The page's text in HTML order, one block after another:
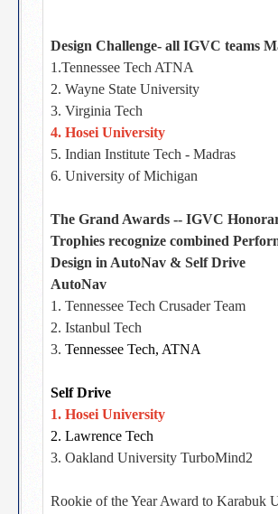
Design Challenge- all IGVC teams
1.Tennessee Tech ATNA
2. Wayne State University
3. Virginia Tech
4. Hosei University
5. Indian Institute Tech - Madras
6. University of Michigan
The Grand Awards -- IGVC
Trophies recognize combined
Design in AutoNav & Self Drive
AutoNav
1. Tennessee Tech Crusader Team
2. Istanbul Tech
3. Tennessee Tech, ATNA
Self Drive
1. Hosei University
2. Lawrence Tech
3. Oakland University TurboMind2
Rookie of the Year Award to Karabuk